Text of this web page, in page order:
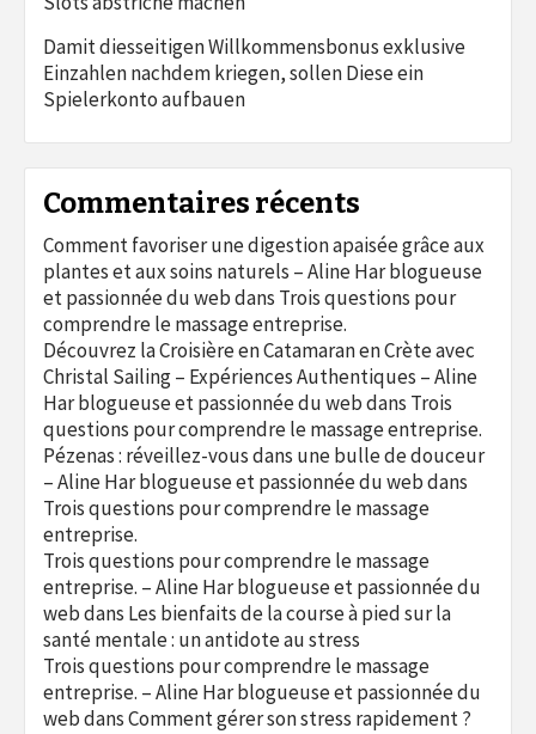
Damit diesseitigen Willkommensbonus exklusive
Einzahlen nachdem kriegen, sollen Diese ein
Spielerkonto aufbauen
Commentaires récents
Comment favoriser une digestion apaisée grâce aux
plantes et aux soins naturels – Aline Har blogueuse
et passionnée du webdans Trois questions pour
comprendre le massage entreprise.
Découvrez la Croisière en Catamaran en Crète avec
Christal Sailing – Expériences Authentiques – Aline
Har blogueuse et passionnée du webdans Trois
questions pour comprendre le massage entreprise.
Pézenas : réveillez-vous dans une bulle de douceur
– Aline Har blogueuse et passionnée du webdans
Trois questions pour comprendre le massage
entreprise.
Trois questions pour comprendre le massage
entreprise. – Aline Har blogueuse et passionnée du
webdans Les bienfaits de la course à pied sur la
santé mentale : un antidote au stress
Trois questions pour comprendre le massage
entreprise. – Aline Har blogueuse et passionnée du
webdansComment gérer son stress rapidement ?